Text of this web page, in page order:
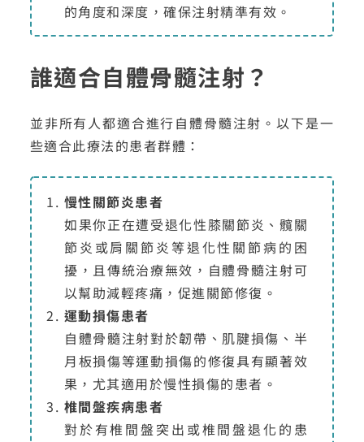
的角度和深度，確保注射精準有效。
誰適合自體骨髓注射？
並非所有人都適合進行自體骨髓注射。以下是一
些適合此療法的患者群體：
慢性關節炎患者
如果你正在遭受退化性膝關節炎、髖關
節炎或肩關節炎等退化性關節病的困
擾，且傳統治療無效，自體骨髓注射可
以幫助減輕疼痛，促進關節修復。
運動損傷患者
自體骨髓注射對於韌帶、肌腱損傷、半
月板損傷等運動損傷的修復具有顯著效
果，尤其適用於慢性損傷的患者。
椎間盤疾病患者
對於有椎間盤突出或椎間盤退化的患